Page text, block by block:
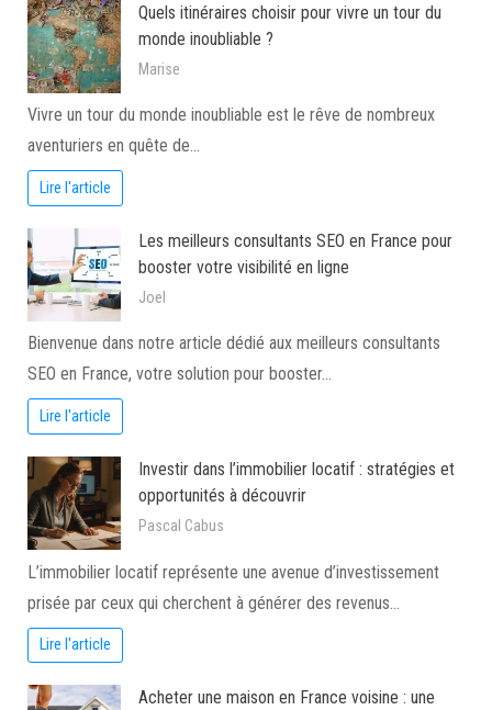
Quels itinéraires choisir pour vivre un tour du
monde inoubliable ?
Marise
Vivre un tour du monde inoubliable est le rêve de nombreux
aventuriers en quête de…
Lire l'article
Les meilleurs consultants SEO en France pour
booster votre visibilité en ligne
Joel
Bienvenue dans notre article dédié aux meilleurs consultants
SEO en France, votre solution pour booster…
Lire l'article
Investir dans l’immobilier locatif : stratégies et
opportunités à découvrir
Pascal Cabus
L’immobilier locatif représente une avenue d’investissement
prisée par ceux qui cherchent à générer des revenus…
Lire l'article
Acheter une maison en France voisine : une